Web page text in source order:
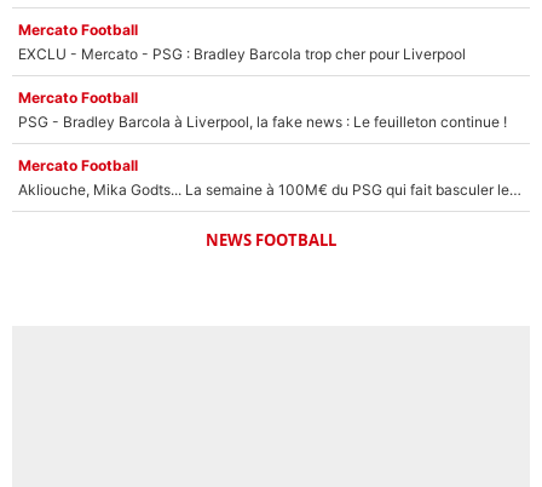
Mercato Football
EXCLU - Mercato - PSG : Bradley Barcola trop cher pour Liverpool
Mercato Football
PSG - Bradley Barcola à Liverpool, la fake news : Le feuilleton continue !
Mercato Football
Akliouche, Mika Godts... La semaine à 100M€ du PSG qui fait basculer le mercato du PSG !
NEWS FOOTBALL